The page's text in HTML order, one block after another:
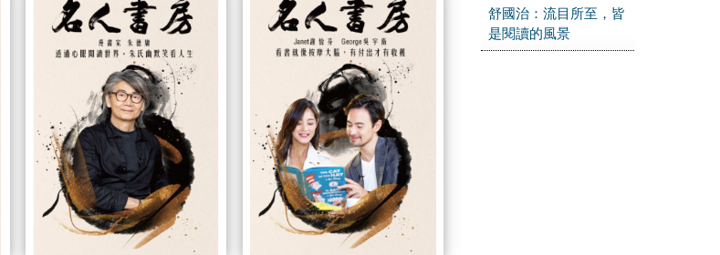
舒國治：流目所至，皆
是閱讀的風景